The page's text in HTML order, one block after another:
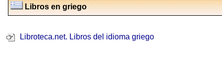
Libros en griego
Libroteca.net. Libros del idioma griego